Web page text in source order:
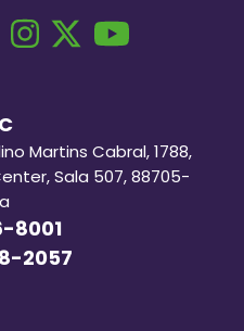
Martins Cabral, 1788,
Sala 507, 88705-
8001
2057